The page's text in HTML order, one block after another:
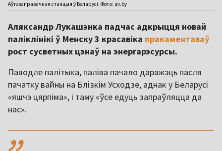
Аўтазаправачная станцыя ў Беларусі. Фота: av.by
Аляксандр Лукашэнка падчас адкрыцця новай
паліклінікі ў Менску 3 красавіка пракаментаваў
рост сусветных цэнаў на энергарэсурсы.
Паводле палітыка, паліва пачало даражэць пасля
пачатку вайны на Блізкім Усходзе, аднак у Беларусі
«яшчэ цярпіма», і таму «ўсе едуць запраўляцца да
нас».
,,